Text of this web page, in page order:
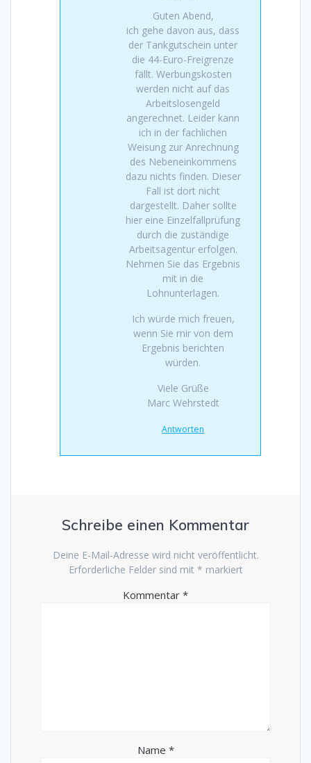
Guten Abend,
ich gehe davon aus, dass
der Tankgutschein unter
die 44-Euro-Freigrenze
fällt. Werbungskosten
werden nicht auf das
Arbeitslosengeld
angerechnet. Leider kann
ich in der fachlichen
Weisung zur Anrechnung
des Nebeneinkommens
dazu nichts finden. Dieser
Fall ist dort nicht
dargestellt. Daher sollte
hier eine Einzelfallprüfung
durch die zuständige
Arbeitsagentur erfolgen.
Nehmen Sie das Ergebnis
mit in die
Lohnunterlagen.
Ich würde mich freuen,
wenn Sie mir von dem
Ergebnis berichten
würden.
Viele Grüße
Marc Wehrstedt
Antworten
Schreibe einen Kommentar
Deine E-Mail-Adresse wird nicht veröffentlicht.
Erforderliche Felder sind mit * markiert
Kommentar *
Name *